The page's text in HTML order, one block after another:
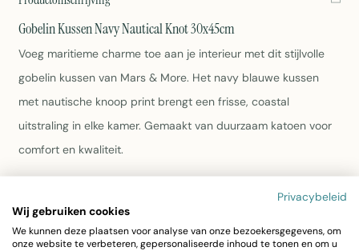
Gobelin Kussen Navy Nautical Knot 30x45cm
Voeg maritieme charme toe aan je interieur met dit stijlvolle
gobelin kussen van Mars & More. Het navy blauwe kussen
met nautische knoop print brengt een frisse, coastal
uitstraling in elke kamer. Gemaakt van duurzaam katoen voor
comfort en kwaliteit.
Materiaal: 100% katoen
Kleur: Navy Multi
Wasbaar tot 30°C
Privacybeleid
Wij gebruiken cookies
We kunnen deze plaatsen voor analyse van onze bezoekersgegevens, om
onze website te verbeteren, gepersonaliseerde inhoud te tonen en om u